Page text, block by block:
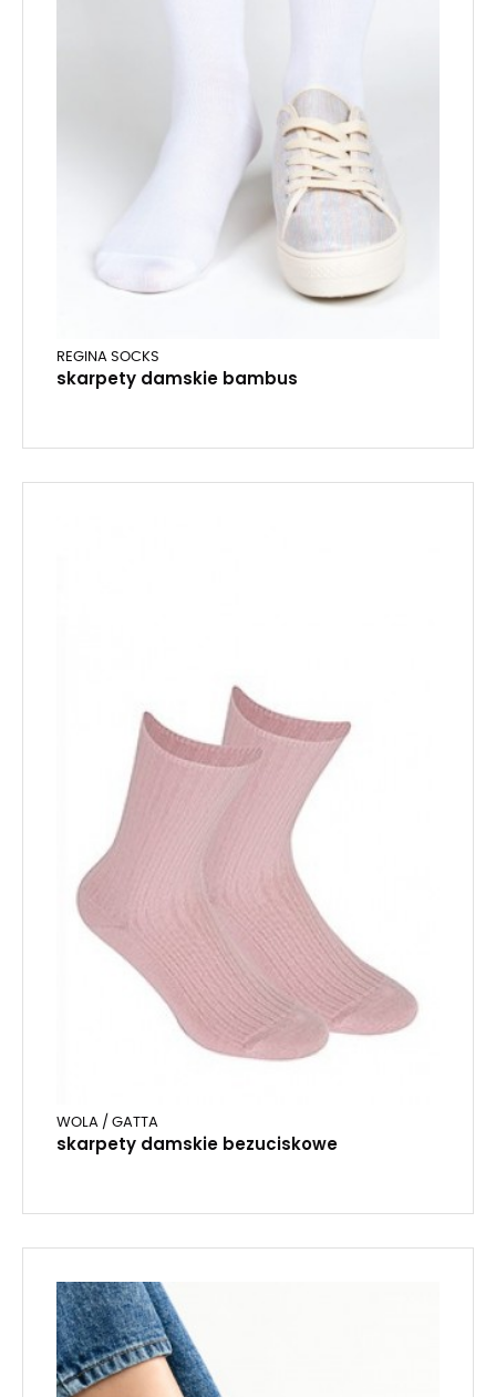
REGINA SOCKS
skarpety damskie bambus
WOLA / GATTA
skarpety damskie bezuciskowe